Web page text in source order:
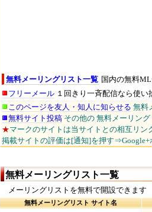
無料メーリングリスト一覧 国内の無料
フリーメール １回きり一斉配信なら使
このページを友人・知人に知らせる 無料
無料サイト投稿 その他の 無料メーリン
★マークのサイトは当サイトとの相互リン
掲載サイトの評価は[通知]を押す
無料メーリングリスト一覧
メーリングリストを無料で開設できます
無料メーリングリストサイト名